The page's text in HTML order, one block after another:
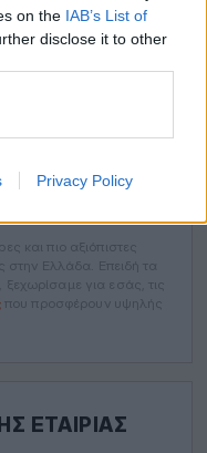
on the IAB’s List of
disclose it to other
Privacy Policy
στοιχηματικές
Εδώ θα βρείτε
και πιο αξιόπιστες
στην Ελλάδα. Επειδή τα
για εσάς, τις
που προσφέρουν υψηλής
ΕΤΑΙΡΊΑΣ